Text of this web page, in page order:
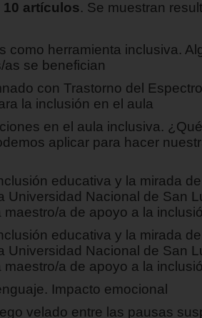
10 artículos. Se muestran
como herramienta inclusiva.
as se benefician
con Trastorno del
la inclusión en el aula
en el aula inclusiva.
aplicar para hacer
educativa y la mirada
Universidad Nacional de San
maestro/a de apoyo a la
educativa y la mirada
Universidad Nacional de San
maestro/a de apoyo a la
Impacto emocional
velado entre las pausas